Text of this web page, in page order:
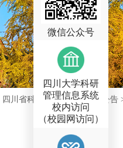
四川省科技计划项目>通知公告
微信公众号
四川大学科研
管理信息系统
校内访问
（校园网访问）